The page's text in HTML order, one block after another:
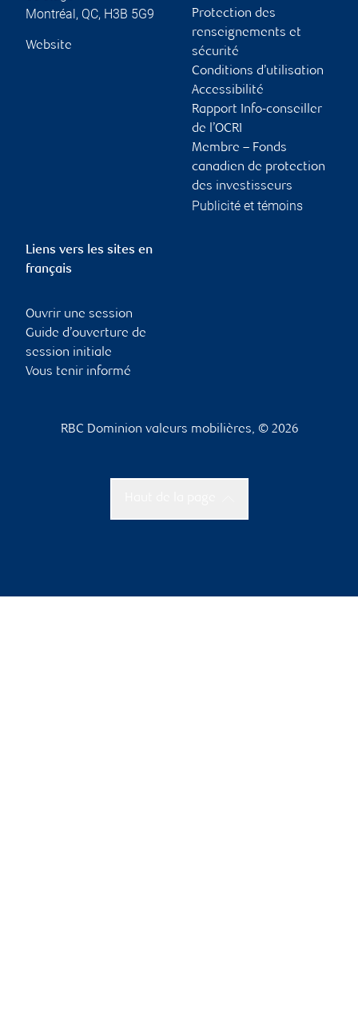
Montréal , QC, H3B 5G9
Website
Protection des
renseignements et
sécurité
Conditions d’utilisation
Accessibilité
Rapport Info-conseiller
de l’OCRI
Membre – Fonds
canadien de protection
des investisseurs
Publicité et témoins
Liens vers les sites en
français
Ouvrir une session
Guide d’ouverture de
session initiale
Vous tenir informé
RBC Dominion valeurs mobilières, © 2026